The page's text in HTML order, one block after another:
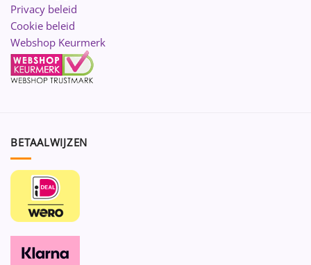
Privacy beleid
Cookie beleid
Webshop Keurmerk
BETAALWIJZEN